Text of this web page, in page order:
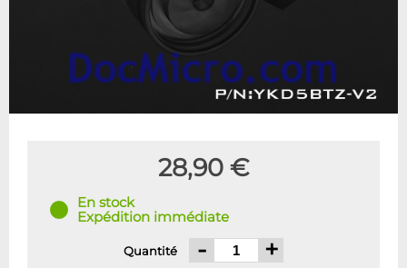
28,90 €
En stock
Expédition immédiate
Quantité - +